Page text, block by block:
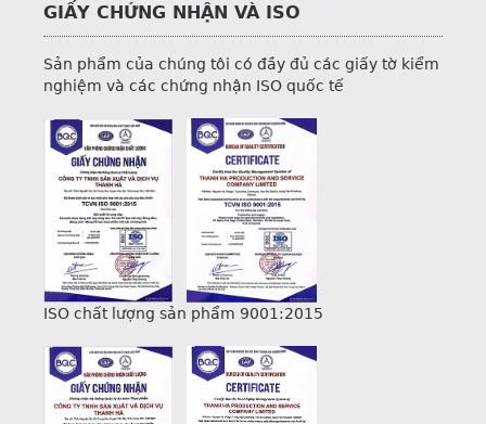
GIẤY CHỨNG NHẬN VÀ ISO
Sản phẩm của chúng tôi có đầy đủ các giấy tờ kiểm
nghiệm và các chứng nhận ISO quốc tế
ISO chất lượng sản phẩm 9001:2015